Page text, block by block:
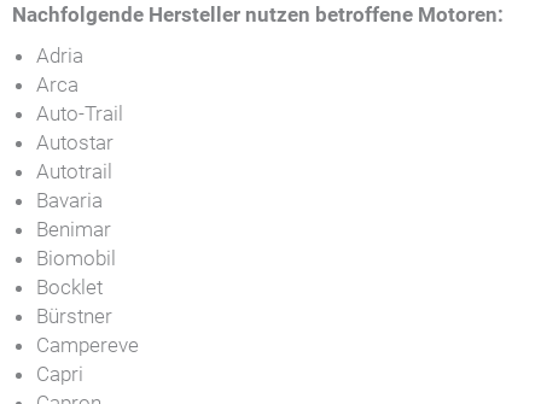
Nachfolgende Hersteller nutzen betroffene Motoren:
Adria
Arca
Auto-Trail
Autostar
Autotrail
Bavaria
Benimar
Biomobil
Bocklet
Bürstner
Campereve
Capri